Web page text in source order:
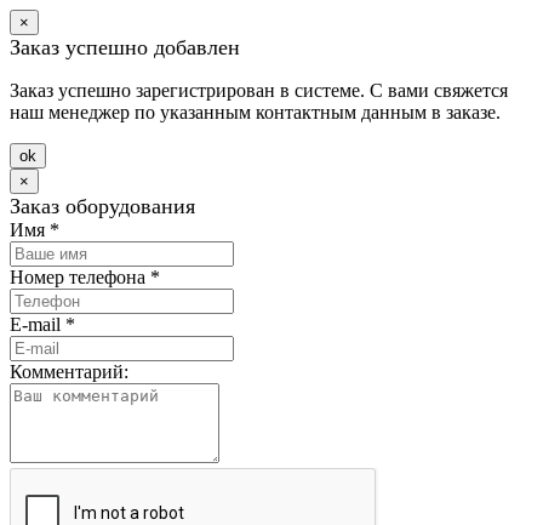
×
Заказ успешно добавлен
Заказ успешно зарегистрирован в системе. С вами свяжется
наш менеджер по указанным контактным данным в заказе.
оk
×
Заказ оборудования
Имя *
Номер телефона *
E-mail *
Комментарий: